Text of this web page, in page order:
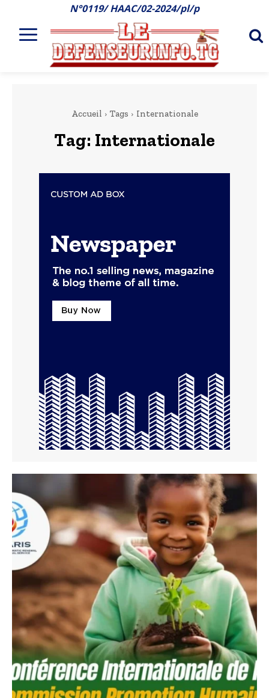
N°0119/ HAAC/02-2024/pl/p
Accueil Tags Internationale
Tag: Internationale